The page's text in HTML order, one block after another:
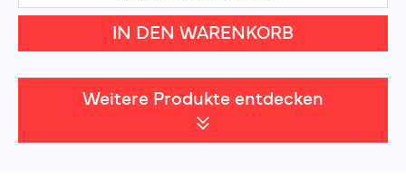
IN DEN WARENKORB
Weitere Produkte entdecken